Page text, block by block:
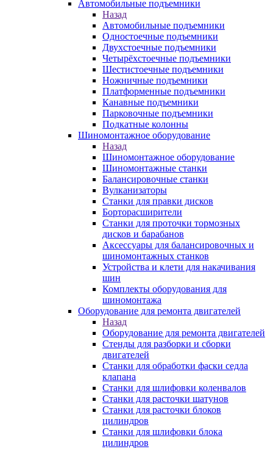
Автомобильные подъемники
Назад
Автомобильные подъемники
Одностоечные подъемники
Двухстоечные подъемники
Четырёхстоечные подъемники
Шестистоечные подъемники
Ножничные подъемники
Платформенные подъемники
Канавные подъемники
Парковочные подъемники
Подкатные колонны
Шиномонтажное оборудование
Назад
Шиномонтажное оборудование
Шиномонтажные станки
Балансировочные станки
Вулканизаторы
Станки для правки дисков
Борторасширители
Станки для проточки тормозных
дисков и барабанов
Аксессуары для балансировочных и
шиномонтажных станков
Устройства и клети для накачивания
шин
Комплекты оборудования для
шиномонтажа
Оборудование для ремонта двигателей
Назад
Оборудование для ремонта двигателей
Стенды для разборки и сборки
двигателей
Станки для обработки фаски седла
клапана
Станки для шлифовки коленвалов
Станки для расточки шатунов
Станки для расточки блоков
цилиндров
Станки для шлифовки блока
цилиндров